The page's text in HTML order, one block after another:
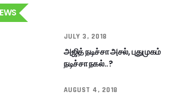
JULY 3, 2018
அஜித் நடிச்சா அசல், புதுமுகம்
நடிச்சா நகல்..?
AUGUST 4, 2018